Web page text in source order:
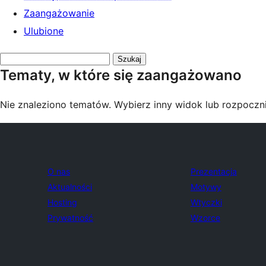
Zaangażowanie
Ulubione
tematy:
Tematy, w które się zaangażowano
Nie znaleziono tematów. Wybierz inny widok lub
O nas
Aktualności
Hosting
Prywatność
Prezentacja
Motywy
Wtyczki
Wzorce